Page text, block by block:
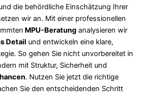
die behördliche Einschätzung Ihrer
wir an. Mit einer professionellen
MPU-Beratung analysieren wir
Detail und entwickeln eine klare,
So gehen Sie nicht unvorbereitet in
mit Struktur, Sicherheit und
. Nutzen Sie jetzt die richtige
Sie den entscheidenden Schritt